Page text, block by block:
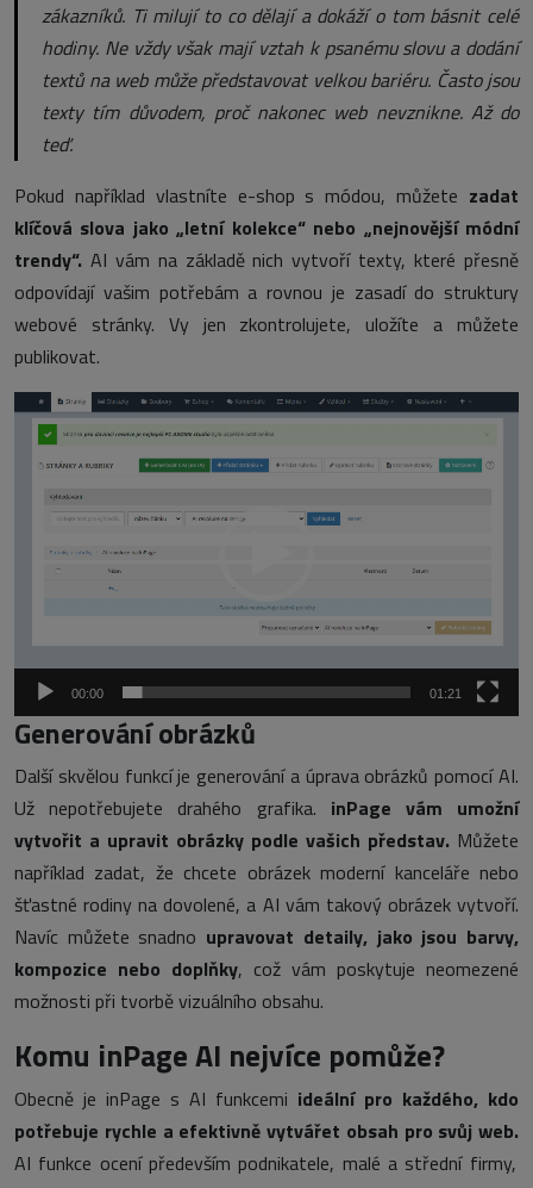
zákazníků. Ti milují to co dělají a dokáží o tom básnit celé
hodiny. Ne vždy však mají vztah k psanému slovu a dodání
textů na web může představovat velkou bariéru. Často jsou
texty tím důvodem, proč nakonec web nevznikne. Až do
teď.
Pokud například vlastníte e-shop s módou, můžete zadat
klíčová slova jako „letní kolekce“ nebo „nejnovější módní
trendy“. AI vám na základě nich vytvoří texty, které přesně
odpovídají vašim potřebám a rovnou je zasadí do struktury
webové stránky. Vy jen zkontrolujete, uložíte a můžete
publikovat.
Video
přehrávač
00:00 01:21
Generování obrázků
Další skvělou funkcí je generování a úprava obrázků pomocí AI.
Už nepotřebujete drahého grafika. inPage vám umožní
vytvořit a upravit obrázky podle vašich představ. Můžete
například zadat, že chcete obrázek moderní kanceláře nebo
šťastné rodiny na dovolené, a AI vám takový obrázek vytvoří.
Navíc můžete snadno upravovat detaily, jako jsou barvy,
kompozice nebo doplňky, což vám poskytuje neomezené
možnosti při tvorbě vizuálního obsahu.
Komu inPage AI nejvíce pomůže?
Obecně je inPage s AI funkcemi ideální pro každého, kdo
potřebuje rychle a efektivně vytvářet obsah pro svůj web.
AI funkce ocení především podnikatele, malé a střední firmy,